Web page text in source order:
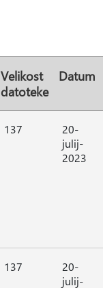
Velikost
datoteke
Datum
137
20-
julij-
2023
137
20-
julij-